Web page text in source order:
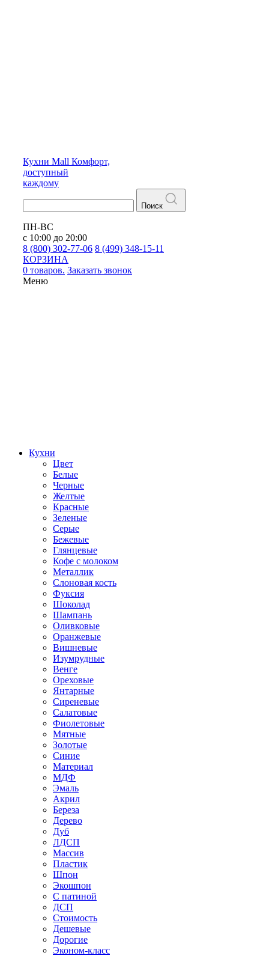
Кухни Mall Комфорт,
доступный
каждому
Поиск
ПН-ВС
с 10:00 до 20:00
8 (800) 302-77-06 8 (499) 348-15-11
КОРЗИНА
0 товаров. Заказать звонок
Меню
Кухни
Цвет
Белые
Черные
Желтые
Красные
Зеленые
Серые
Бежевые
Глянцевые
Кофе с молоком
Металлик
Слоновая кость
Фуксия
Шоколад
Шампань
Оливковые
Оранжевые
Вишневые
Изумрудные
Венге
Ореховые
Янтарные
Сиреневые
Салатовые
Фиолетовые
Мятные
Золотые
Синие
Материал
МДФ
Эмаль
Акрил
Береза
Дерево
Дуб
ЛДСП
Массив
Пластик
Шпон
Экошпон
С патиной
ДСП
Стоимость
Дешевые
Дорогие
Эконом-класс